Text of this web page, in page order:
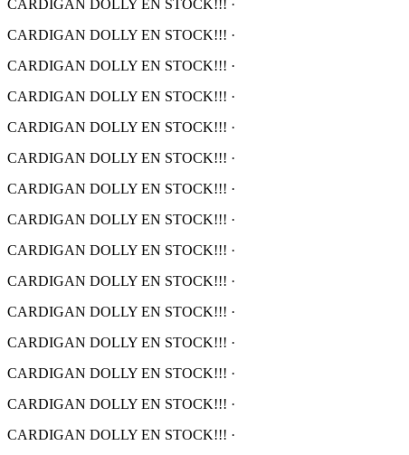
CARDIGAN DOLLY EN STOCK!!! ·
CARDIGAN DOLLY EN STOCK!!! ·
CARDIGAN DOLLY EN STOCK!!! ·
CARDIGAN DOLLY EN STOCK!!! ·
CARDIGAN DOLLY EN STOCK!!! ·
CARDIGAN DOLLY EN STOCK!!! ·
CARDIGAN DOLLY EN STOCK!!! ·
CARDIGAN DOLLY EN STOCK!!! ·
CARDIGAN DOLLY EN STOCK!!! ·
CARDIGAN DOLLY EN STOCK!!! ·
CARDIGAN DOLLY EN STOCK!!! ·
CARDIGAN DOLLY EN STOCK!!! ·
CARDIGAN DOLLY EN STOCK!!! ·
CARDIGAN DOLLY EN STOCK!!! ·
CARDIGAN DOLLY EN STOCK!!! ·